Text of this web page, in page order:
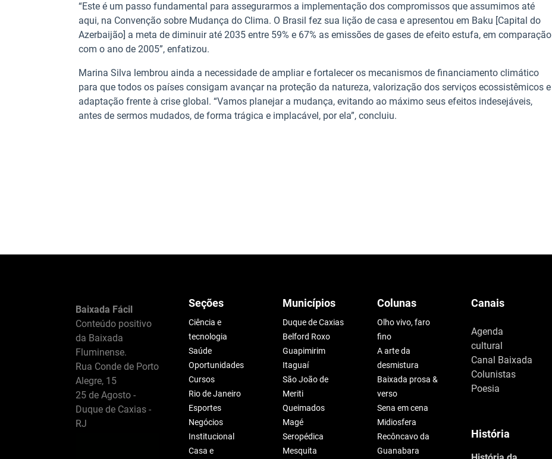
“Este é um passo fundamental para assegurarmos a implementação dos compromissos que assumimos até
aqui, na Convenção sobre Mudança do Clima. O Brasil fez sua lição de casa e apresentou em Baku [Capital do
Azerbaijão] a meta de diminuir até 2035 entre 59% e 67% as emissões de gases de efeito estufa, em comparação
com o ano de 2005”, enfatizou.
Marina Silva lembrou ainda a necessidade de ampliar e fortalecer os mecanismos de financiamento climático
para que todos os países consigam avançar na proteção da natureza, valorização dos serviços ecossistêmicos e
adaptação frente à crise global. “Vamos planejar a mudança, evitando ao máximo seus efeitos indesejáveis,
antes de sermos mudados, de forma trágica e implacável, por ela”, concluiu.
Baixada Fácil
Conteúdo positivo
da Baixada
Fluminense.
Rua Conde de Porto
Alegre, 15
25 de Agosto -
Duque de Caxias -
RJ
Seções
Ciência e
tecnologia
Saúde
Oportunidades
Cursos
Rio de Janeiro
Esportes
Negócios
Institucional
Casa e
Municípios
Duque de Caxias
Belford Roxo
Guapimirim
Itaguaí
São João de
Meriti
Queimados
Magé
Seropédica
Mesquita
Colunas
Olho vivo, faro
fino
A arte da
desmistura
Baixada prosa &
verso
Sena em cena
Midiosfera
Recôncavo da
Guanabara
Canais
Agenda
cultural
Canal Baixada
Colunistas
Poesia
História